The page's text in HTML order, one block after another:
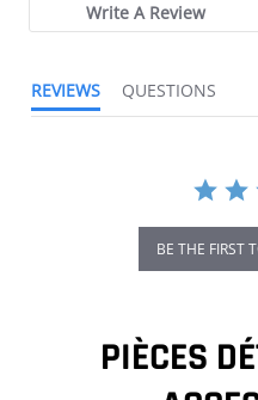
Write A Review
REVIEWS QUESTIONS
BE THE FIRST
PIÈCES